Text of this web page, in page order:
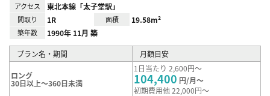
アクセス 東北本線「太子堂駅」
間取り 1R 面積 19.58m²
築年数 1990年 11月 築
プラン名・期間 月額目安
ロング
30日以上～360日未満
1日当たり 2,600円～
104,400 円/月～
初期費用他 22,000円～